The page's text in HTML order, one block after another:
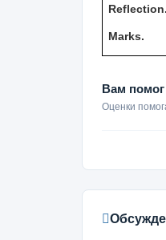
Reflection.
Marks.
Вам помог
Оценки